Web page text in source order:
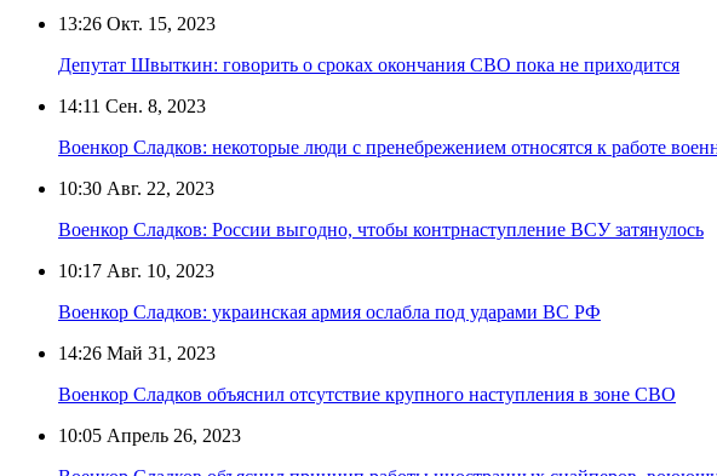
13:26 Окт. 15, 2023
Депутат Швыткин: говорить о сроках окончания СВО пока не приходится
14:11 Сен. 8, 2023
Военкор Сладков: некоторые люди с пренебрежением относятся к работе
10:30 Авг. 22, 2023
Военкор Сладков: России выгодно, чтобы контрнаступление ВСУ затянулось
10:17 Авг. 10, 2023
Военкор Сладков: украинская армия ослабла под ударами ВС РФ
14:26 Май 31, 2023
Военкор Сладков объяснил отсутствие крупного наступления в зоне СВО
10:05 Апрель 26, 2023